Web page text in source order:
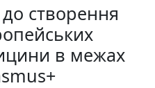
створення
в межах